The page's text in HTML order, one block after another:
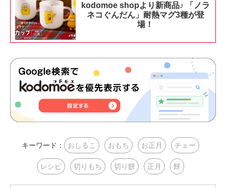
kodomoe shopより新商品♪ 「ノラ
ネコぐんだん」耐熱マグ3種が登
場！
キーワード： おしるこ おもち お正月 チェー
レシピ 切りもち 切り餅 正月 餅